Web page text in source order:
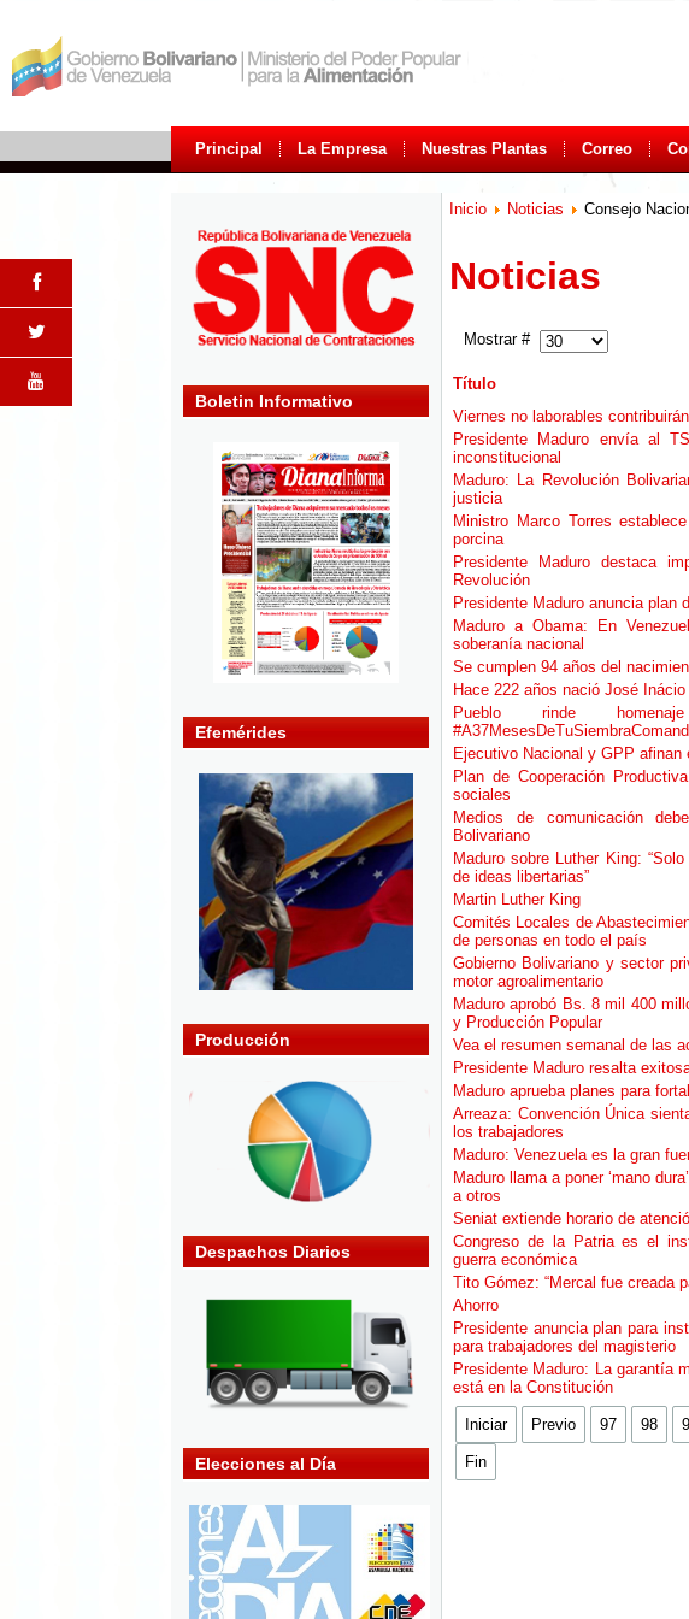
Principal La Empresa Nuestras Plantas Correo
Boletin Informativo
Efemérides
Producción
Despachos Diarios
Elecciones al Día
Inicio Noticias Consejo
Noticias
Mostrar #
Título
Viernes no laborables
Presidente Maduro envía al
inconstitucional
Maduro: La Revolución
justicia
Ministro Marco Torres
porcina
Presidente Maduro destaca
Revolución
Presidente Maduro anuncia plan
Maduro a Obama: En
soberanía nacional
Se cumplen 94 años del
Hace 222 años nació José
Pueblo rinde
Ejecutivo Nacional y GPP afinan
Plan de Cooperación
sociales
Medios de comunicación
Bolivariano
Maduro sobre Luther King:
de ideas libertarias”
Martin Luther King
Comités Locales de
de personas en todo el país
Gobierno Bolivariano y sector
motor agroalimentario
Maduro aprobó Bs. 8 mil 400
y Producción Popular
Vea el resumen semanal de las
Presidente Maduro resalta
Maduro aprueba planes para
Arreaza: Convención Única
los trabajadores
Maduro: Venezuela es la gran
Maduro llama a poner ‘mano
a otros
Seniat extiende horario de
Congreso de la Patria es el
guerra económica
Tito Gómez: “Mercal fue creada
Ahorro
Presidente anuncia plan para
para trabajadores del magisterio
Presidente Maduro: La garantía
está en la Constitución
Iniciar Previo 97 98
Fin